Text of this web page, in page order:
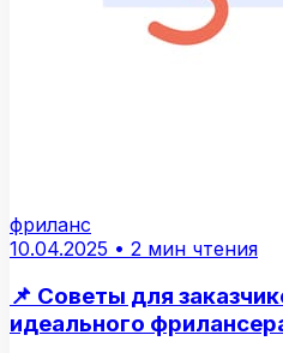
фриланс
10.04.2025 • 2 мин чтения
📌 Советы для
идеального